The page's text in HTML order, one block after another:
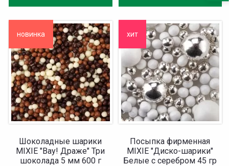
новинка
Шоколадные шарики
MIXIE "Вау! Драже" Три
шоколада 5 мм 600 г
хит
Посыпка фирменная
MIXIE "Диско-шарики"
Белые с серебром 45 гр